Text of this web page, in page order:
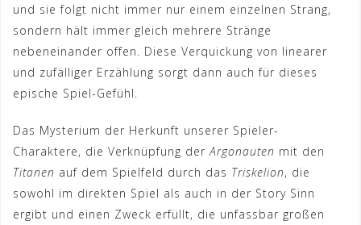
und sie folgt nicht immer nur einem einzelnen Strang,
sondern hält immer gleich mehrere Stränge
nebeneinander offen. Diese Verquickung von linearer
und zufälliger Erzählung sorgt dann auch für dieses
epische Spiel-Gefühl.
Das Mysterium der Herkunft unserer Spieler-
Charaktere, die Verknüpfung der Argonauten mit den
Titanen auf dem Spielfeld durch das Triskelion, die
sowohl im direkten Spiel als auch in der Story Sinn
ergibt und einen Zweck erfüllt, die unfassbar großen